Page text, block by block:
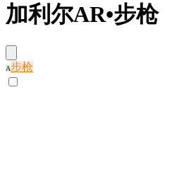
加利尔AR•步枪
A步枪